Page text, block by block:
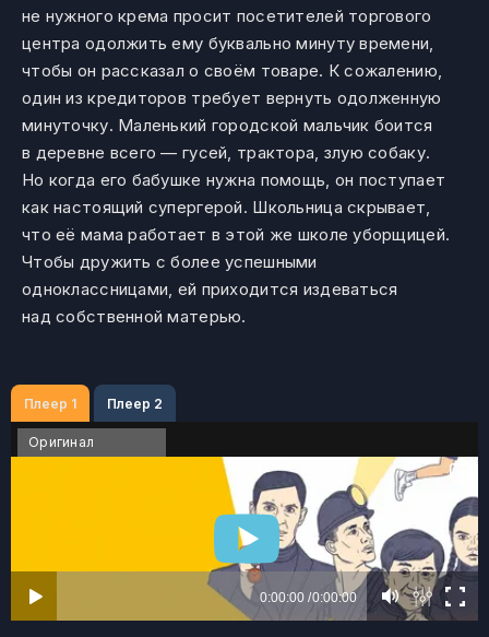
не нужного крема просит посетителей торгового
центра одолжить ему буквально минуту времени,
чтобы он рассказал о своём товаре. К сожалению,
один из кредиторов требует вернуть одолженную
минуточку. Маленький городской мальчик боится
в деревне всего — гусей, трактора, злую собаку.
Но когда его бабушке нужна помощь, он поступает
как настоящий супергерой. Школьница скрывает,
что её мама работает в этой же школе уборщицей.
Чтобы дружить с более успешными
одноклассницами, ей приходится издеваться
над собственной матерью.
Плеер 1 Плеер 2
Оригинал